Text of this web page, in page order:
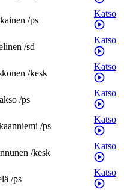
/ps
Katso
/sd
Katso
/kesk
Katso
/ps
Katso
/ps
Katso
/kesk
Katso
/ps
Katso